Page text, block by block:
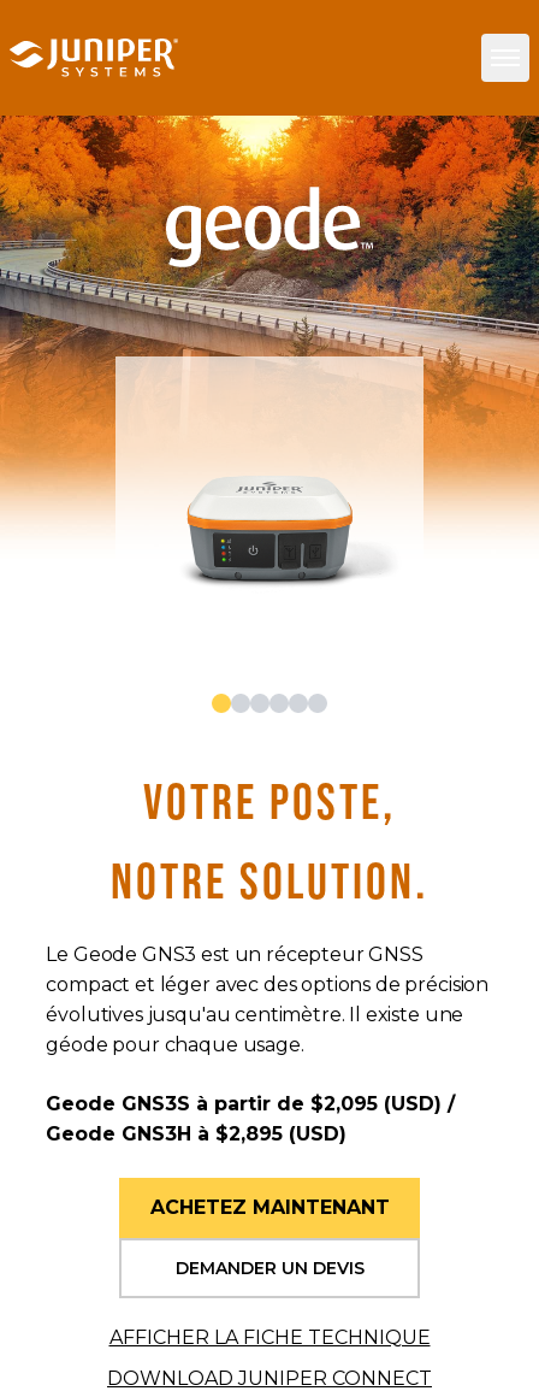
VOTRE POSTE,
NOTRE SOLUTION.
Le Geode GNS3 est un récepteur GNSS
compact et léger avec des options de précision
évolutives jusqu'au centimètre. Il existe une
géode pour chaque usage.
Geode GNS3S à partir de $2,095 (USD) /
Geode GNS3H à $2,895 (USD)
ACHETEZ MAINTENANT
DEMANDER UN DEVIS
AFFICHER LA FICHE TECHNIQUE
DOWNLOAD JUNIPER CONNECT